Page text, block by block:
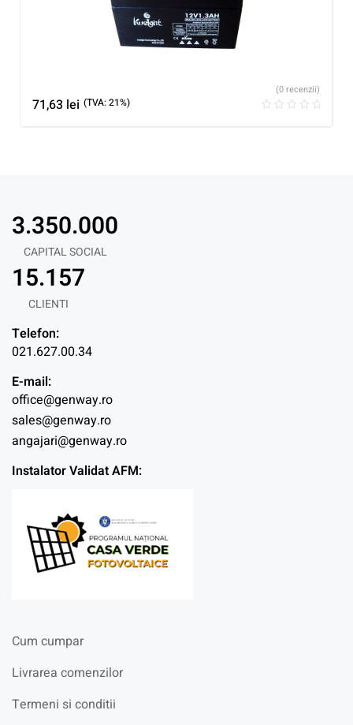
71,63 lei (TVA: 21%)
(0 recenzii)
CAPITAL SOCIAL
3.350.000
CLIENTI
15.157
Telefon:
021.627.00.34
E-mail:
office@genway.ro
sales@genway.ro
angajari@genway.ro
Instalator Validat AFM:
Cum cumpar
Livrarea comenzilor
Termeni si conditii